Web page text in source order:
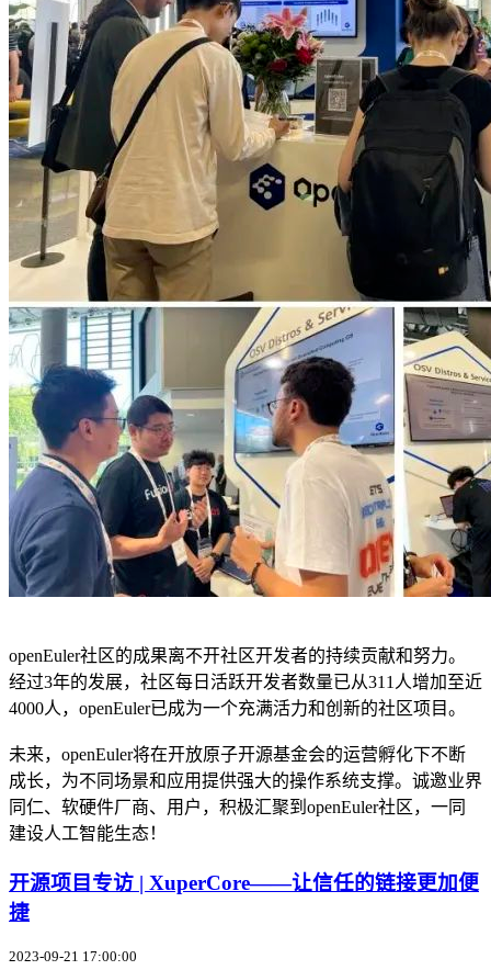
openEuler社区的成果离不开社区开发者的持续贡献和努力。
经过3年的发展，社区每日活跃开发者数量已从311人增加至近
4000人，openEuler已成为一个充满活力和创新的社区项目。
未来，openEuler将在开放原子开源基金会的运营孵化下不断
成长，为不同场景和应用提供强大的操作系统支撑。诚邀业界
同仁、软硬件厂商、用户，积极汇聚到openEuler社区，一同
建设人工智能生态！
开源项目专访 | XuperCore——让信任的链接更加便
捷
2023-09-21 17:00:00